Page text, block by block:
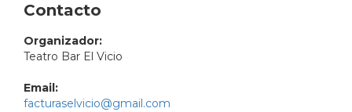
Contacto
Organizador:
Teatro Bar El Vicio
Email:
facturaselvicio@gmail.com